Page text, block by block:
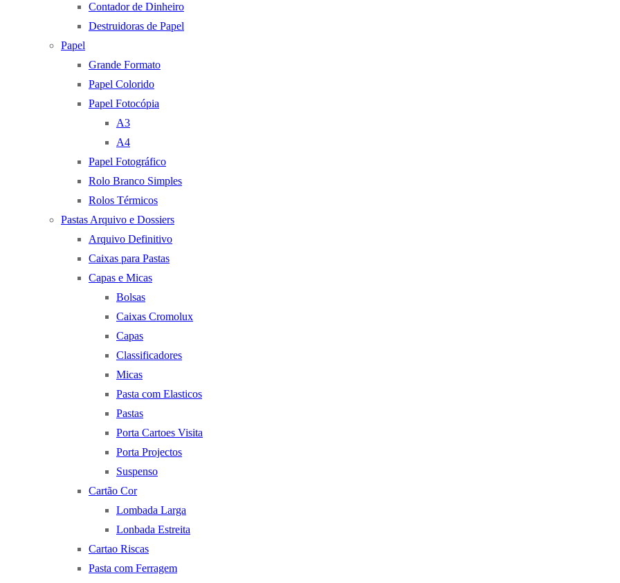
Contador de Dinheiro
Destruidoras de Papel
Papel
Grande Formato
Papel Colorido
Papel Fotocópia
A3
A4
Papel Fotográfico
Rolo Branco Simples
Rolos Térmicos
Pastas Arquivo e Dossiers
Arquivo Definitivo
Caixas para Pastas
Capas e Micas
Bolsas
Caixas Cromolux
Capas
Classificadores
Micas
Pasta com Elasticos
Pastas
Porta Cartoes Visita
Porta Projectos
Suspenso
Cartão Cor
Lombada Larga
Lonbada Estreita
Cartao Riscas
Pasta com Ferragem